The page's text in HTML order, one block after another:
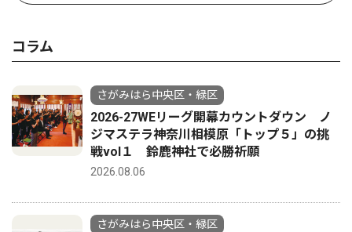
コラム
さがみはら中央区・緑区
2026-27WEリーグ開幕カウントダウン ノ
ジマステラ神奈川相模原「トップ５」の挑
戦vol１ 鈴鹿神社で必勝祈願
2026.08.06
さがみはら中央区・緑区